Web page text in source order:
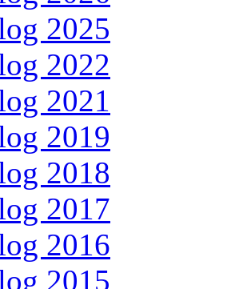
2025
2022
2021
2019
2018
2017
2016
2015